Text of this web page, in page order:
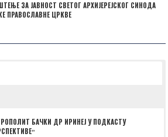
ЗА ЈАВНОСТ СВЕТОГ АРХИЈЕРЕЈСКОГ СИНОДА
ПРАВОСЛАВНЕ ЦРКВЕ
БАЧКИ ДР ИРИНЕЈ У ПОДКАСТУ